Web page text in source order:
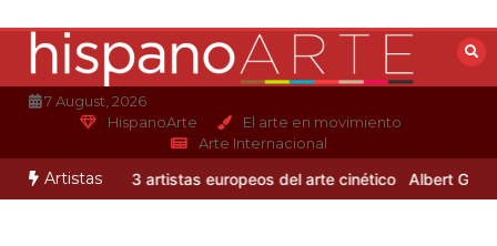
contenido
7 August, 2026
HispanoArte
El arte en movimiento
Arte Internacional
Artistas
Otero 3 artistas europeos del arte cinético Albert Gleizes: